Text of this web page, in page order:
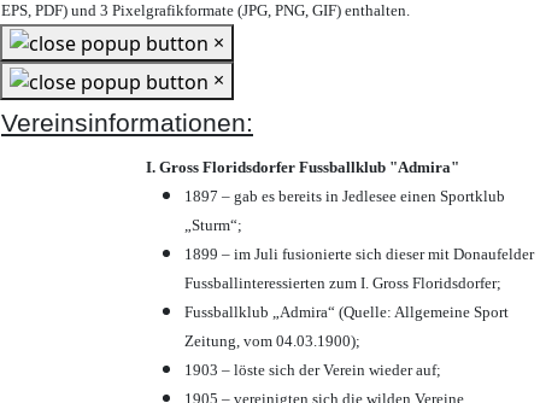
EPS, PDF) und 3 Pixelgrafikformate (JPG, PNG, GIF) enthalten.
×
×
Vereinsinformationen:
I. Gross Floridsdorfer Fussballklub "Admira"
1897 – gab es bereits in Jedlesee einen Sportklub
„Sturm“;
1899 – im Juli fusionierte sich dieser mit Donaufelder
Fussballinteressierten zum I. Gross Floridsdorfer;
Fussballklub „Admira“ (Quelle: Allgemeine Sport
Zeitung, vom 04.03.1900);
1903 – löste sich der Verein wieder auf;
1905 – vereinigten sich die wilden Vereine